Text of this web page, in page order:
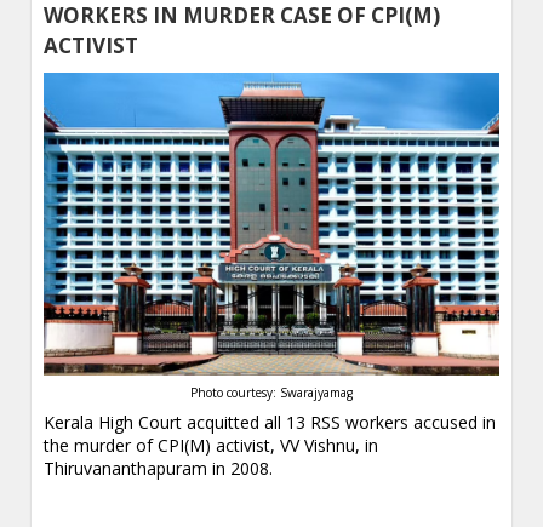
WORKERS IN MURDER CASE OF CPI(M)
ACTIVIST
Photo courtesy: Swarajyamag
Kerala High Court acquitted all 13 RSS workers accused in
the murder of CPI(M) activist, VV Vishnu, in
Thiruvananthapuram in 2008.